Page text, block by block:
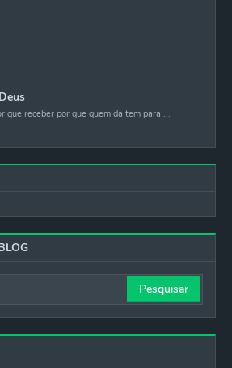
que receber por que quem da tem para ...